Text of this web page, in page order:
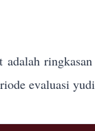
evaluasi